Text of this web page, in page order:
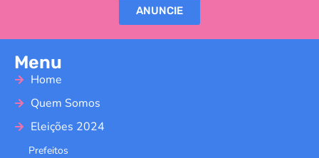
ANUNCIE
Menu
Home
Quem Somos
Eleições 2024
Prefeitos